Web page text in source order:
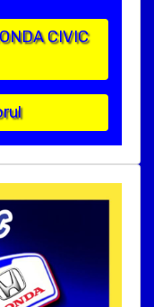
CIVIC